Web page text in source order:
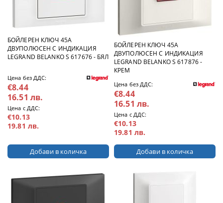
БОЙЛЕРЕН КЛЮЧ 45А
ДВУПОЛЮСЕН С ИНДИКАЦИЯ
LEGRAND BELANKO S 617676 - БЯЛ
Цена без ДДС:
€8.44
16.51 лв.
Цена с ДДС:
€10.13
19.81 лв.
БОЙЛЕРЕН КЛЮЧ 45А
ДВУПОЛЮСЕН С ИНДИКАЦИЯ
LEGRAND BELANKO S 617876 -
КРЕМ
Цена без ДДС:
€8.44
16.51 лв.
Цена с ДДС:
€10.13
19.81 лв.